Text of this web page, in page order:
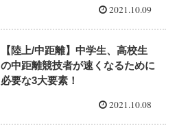
2021.10.09
【陸上/中距離】中学生、高校生
の中距離競技者が速くなるために
必要な3大要素！
2021.10.08